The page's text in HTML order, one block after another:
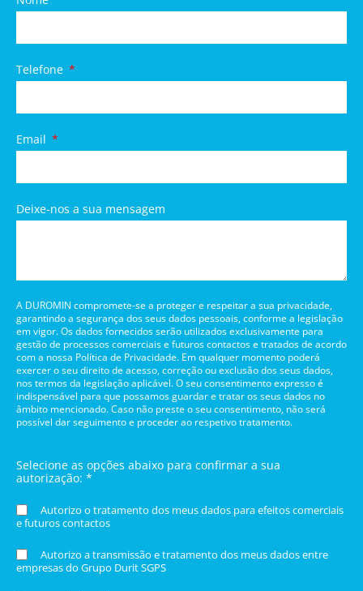
Telefone
Email
Deixe-nos a sua mensagem
A DUROMIN compromete-se a proteger e respeitar a sua privacidade,
garantindo a segurança dos seus dados pessoais, conforme a legislação
em vigor. Os dados fornecidos serão utilizados exclusivamente para
gestão de processos comerciais e futuros contactos e tratados de acordo
com a nossa Política de Privacidade. Em qualquer momento poderá
exercer o seu direito de acesso, correção ou exclusão dos seus dados,
nos termos da legislação aplicável. O seu consentimento expresso é
indispensável para que possamos guardar e tratar os seus dados no
âmbito mencionado. Caso não preste o seu consentimento, não será
possível dar seguimento e proceder ao respetivo tratamento.
Selecione as opções abaixo para confirmar a sua
autorização: *
Autorizo o tratamento dos meus dados para efeitos comerciais
e futuros contactos
Autorizo a transmissão e tratamento dos meus dados entre
empresas do Grupo Durit SGPS